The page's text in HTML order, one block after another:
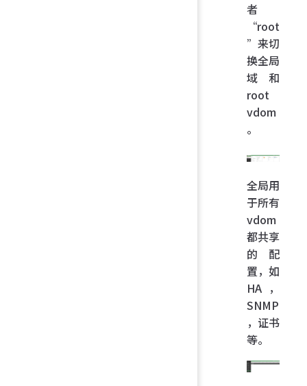
者
“root
”来切
换全局
域和
root
vdom
。
全局用
于所有
vdom
都共享
的配
置，如
HA，
SNMP
，证书
等。